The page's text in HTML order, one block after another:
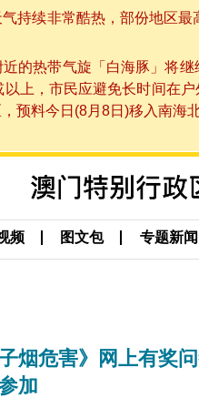
持续非常酷热，部份地区
的热带气旋「白海豚」将
上，市民应避免长时间在
预料今日(8月8日)移入南
频 图文包 专题新闻
烟危害》网上有奖
加